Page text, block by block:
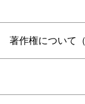
著作権について